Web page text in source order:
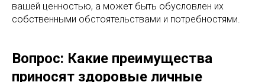
вашей ценностью, а может быть обусловлен их
собственными обстоятельствами и потребностями.
Вопрос: Какие преимущества
приносят здоровые личные